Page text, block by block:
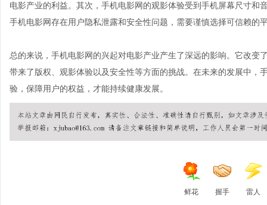
电影产业的利益。其次，手机电影网的观影体验受到手机屏幕尺寸
手机电影网存在用户隐私泄露和安全性问题，需要谨慎选择可信赖的
总的来说，手机电影网的兴起对电影产业产生了深远的影响。它改
带来了版权、观影体验以及安全性等方面的挑战。在未来的发展中，
验，保障用户的权益，才能持续健康发展。
鲜花 握手 雷人